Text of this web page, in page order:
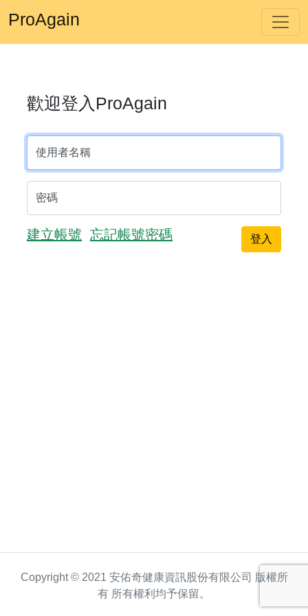
ProAgain
歡迎登入ProAgain
使用者名稱
密碼
建立帳號 忘記帳號密碼
Copyright © 2021 安佑奇健康資訊股份有限公司 版權所
有 所有權利均予保留。